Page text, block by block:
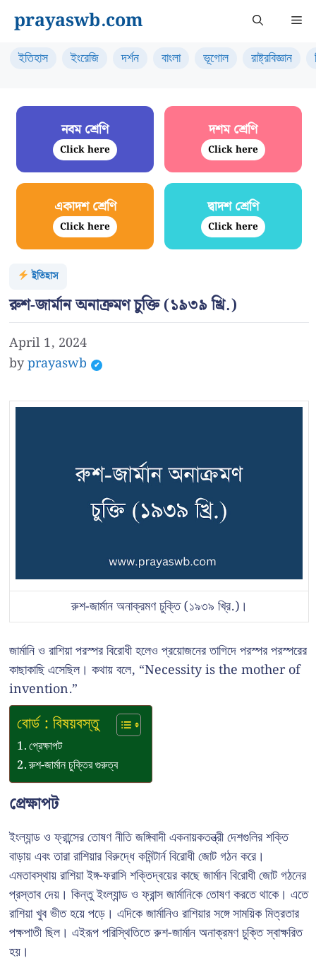
content
prayaswb.com
ইতিহাস ইংরেজি দর্শন বাংলা ভূগোল রাষ্ট্রবিজ্ঞান
নবম শ্রেণি
Click here
দশম শ্রেণি
Click here
একাদশ শ্রেণি
Click here
দ্বাদশ শ্রেণি
Click here
ইতিহাস
রুশ-জার্মান অনাক্রমণ চুক্তি (১৯৩৯ খ্রি.)
April 1, 2024
byprayaswb
রুশ-জার্মান অনাক্রমণ চুক্তি (১৯৩৯ খ্রি.)।
জার্মানি ও রাশিয়া পরস্পর বিরোধী হলেও প্রয়োজনের তাগিদে পরস্পর পরস্পরের
কাছাকাছি এসেছিল। কথায় বলে, “Necessity is the mother of
invention.”
বোর্ড : বিষয়বস্তু
প্রেক্ষাপট
রুশ-জার্মান চুক্তির গুরুত্ব
প্রেক্ষাপট
ইংল্যান্ড ও ফ্রান্সের তোষণ নীতি জঙ্গিবাদী একনায়কতন্ত্রী দেশগুলির শক্তি
বাড়ায় এবং তারা রাশিয়ার বিরুদ্ধে কমিন্টার্ন বিরোধী জোট গঠন করে।
এমতাবস্থায় রাশিয়া ইঙ্গ-ফরাসি শক্তিদ্বয়ের কাছে জার্মান বিরোধী জোট গঠনের
প্রস্তাব দেয়। কিন্তু ইংল্যান্ড ও ফ্রান্স জার্মানিকে তোষণ করতে থাকে। এতে
রাশিয়া খুব ভীত হয়ে পড়ে। এদিকে জার্মানিও রাশিয়ার সঙ্গে সাময়িক মিত্রতার
পক্ষপাতী ছিল। এইরূপ পরিস্থিতিতে রুশ-জার্মান অনাক্রমণ চুক্তি স্বাক্ষরিত
হয়।